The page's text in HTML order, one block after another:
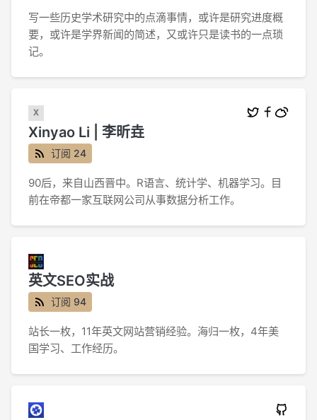
写一些历史学术研究中的点滴事情，或许是研究进度概
要，或许是学界新闻的简述，又或许只是读书的一点琐
记。
Xinyao Li | 李昕垚
订阅 24
90后，来自山西晋中。R语言、统计学、机器学习。目
前在帝都一家互联网公司从事数据分析工作。
英文SEO实战
订阅 94
站长一枚，11年英文网站营销经验。海归一枚，4年美
国学习、工作经历。